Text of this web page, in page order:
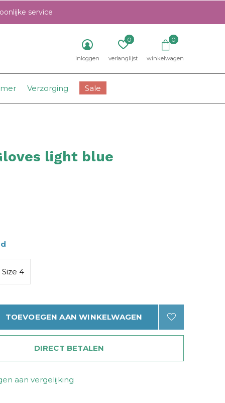
Verzorging Sale
inloggen verlanglijst
0
winkelwagen
0
service
light blue
Size 4
TOEVOEGEN AAN WINKELWAGEN
DIRECT BETALEN
aan vergelijking